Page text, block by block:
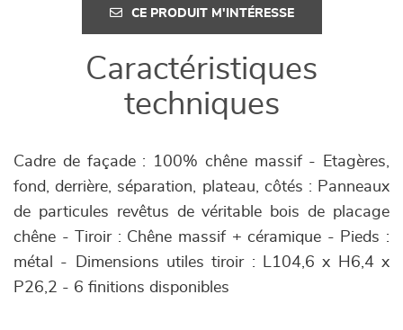
CE PRODUIT M'INTÉRESSE
Caractéristiques
techniques
Cadre de façade : 100% chêne massif - Etagères,
fond, derrière, séparation, plateau, côtés : Panneaux
de particules revêtus de véritable bois de placage
chêne - Tiroir : Chêne massif + céramique - Pieds :
métal - Dimensions utiles tiroir : L104,6 x H6,4 x
P26,2 - 6 finitions disponibles